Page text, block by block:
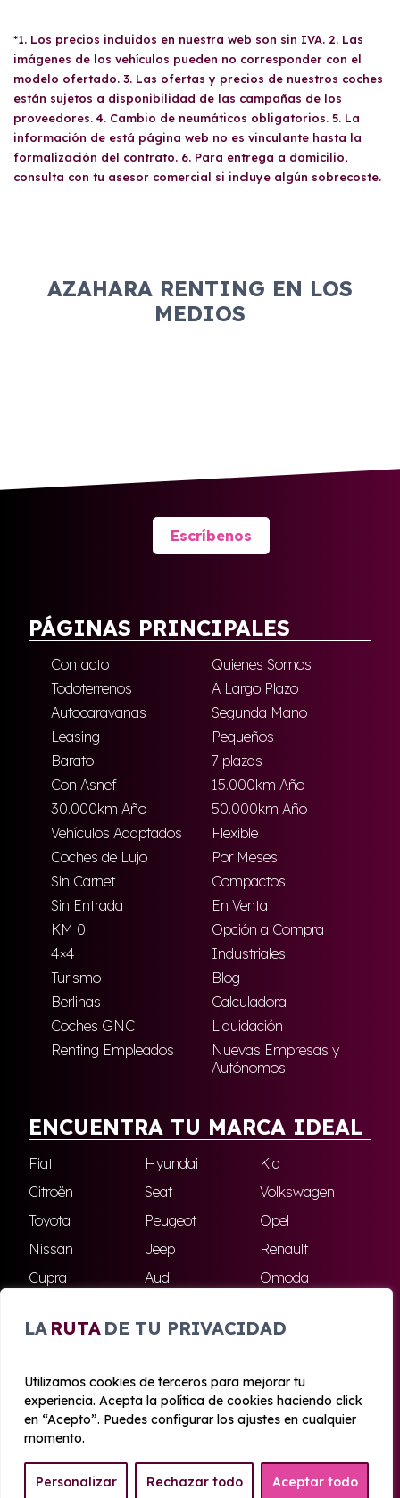
LA RUTA DE TU PRIVACIDAD
Utilizamos cookies de terceros para mejorar tu
experiencia. Acepta la política de cookies haciendo click
en “Acepto”. Puedes configurar los ajustes en cualquier
momento.
Personalizar Rechazar todo Aceptar todo
*1. Los precios incluidos en nuestra web son sin IVA. 2. Las
imágenes de los vehículos pueden no corresponder con el
modelo ofertado. 3. Las ofertas y precios de nuestros coches
están sujetos a disponibilidad de las campañas de los
proveedores. 4. Cambio de neumáticos obligatorios. 5. La
información de está página web no es vinculante hasta la
formalización del contrato. 6. Para entrega a domicilio,
consulta con tu asesor comercial si incluye algún sobrecoste.
AZAHARA RENTING EN LOS
MEDIOS
Escríbenos
PÁGINAS PRINCIPALES
Contacto
Quienes Somos
Todoterrenos
A Largo Plazo
Autocaravanas
Segunda Mano
Leasing
Pequeños
Barato
7 plazas
Con Asnef
15.000km Año
30.000km Año
50.000km Año
Vehículos Adaptados
Flexible
Coches de Lujo
Por Meses
Sin Carnet
Compactos
Sin Entrada
En Venta
KM 0
Opción a Compra
4×4
Industriales
Turismo
Blog
Berlinas
Calculadora
Coches GNC
Liquidación
Renting Empleados
Nuevas Empresas y
Autónomos
ENCUENTRA TU MARCA IDEAL
Fiat Hyundai
Kia
Citroën
Seat
Volkswagen
Toyota
Peugeot
Opel
Nissan
Jeep
Renault
Cupra
Audi
Omoda
Skoda
Ford Todas las marcas
© 2020 - 2026 Azahara Renting
Aviso legal y Privacidad